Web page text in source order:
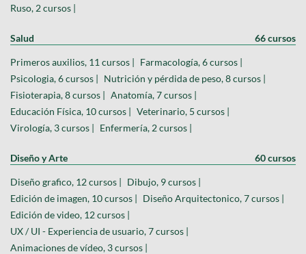
Ruso, 2 cursos |
Salud 66 cursos
Primeros auxilios, 11 cursos | Farmacología, 6 cursos |
Psicologia, 6 cursos | Nutrición y pérdida de peso, 8 cursos |
Fisioterapia, 8 cursos | Anatomía, 7 cursos |
Educación Física, 10 cursos | Veterinario, 5 cursos |
Virología, 3 cursos | Enfermería, 2 cursos |
Diseño y Arte 60 cursos
Diseño grafico, 12 cursos | Dibujo, 9 cursos |
Edición de imagen, 10 cursos | Diseño Arquitectonico, 7 cursos |
Edición de video, 12 cursos |
UX / UI - Experiencia de usuario, 7 cursos |
Animaciones de vídeo, 3 cursos |